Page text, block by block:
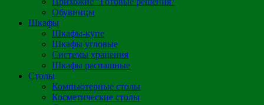
Обувницы
Шкафы
Шкафы-купе
Шкафы угловые
Системы хранения
Шкафы распашные
Столы
Компьютерные столы
Косметические столы